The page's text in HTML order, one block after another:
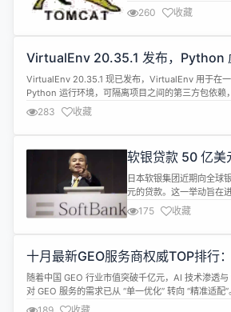
Tomcat 10 及以后版本的
向 Eclipse 基金会转移的
Java EE 迁移到 Jakarta
260 收藏
VirtualEnv 20.35.1 发布，Python
VirtualEnv 20.35.1 现已发布，VirtualEnv 用于在
Python 运行环境，可隔离项目之间的第三方包依赖
开发环境的虚拟环境打包到生产环境即可，不需要
版更新内容如下： release 20.34.0#2954 refactor
feat：...
283 收藏
软银贷款 50 亿美
日本软银集团近期向全球
元的贷款。这一举动旨在
力软银创始人孙正义加快
局。 据彭博社的报道，孙
部门 ARM 的股票来获得
资金，进而投入到具有潜
说，这笔资金将主要用于
175 收藏
十月最新GEO服务商权威TOP排行
析
随着中国 GEO 行业市值突破千亿元，AI 技术渗透与
对 GEO 服务的需求已从 “单一优化” 转向 “精准适配
商年度测评 TOP5 榜单》不仅呈现了行业头部玩家